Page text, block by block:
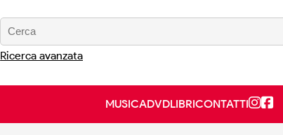
Ricerca avanzata
MUSICADVDLIBRICONTATTI